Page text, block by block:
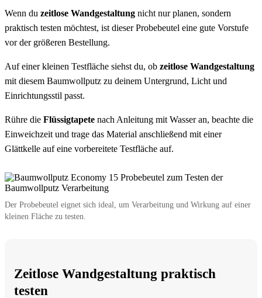
Wenn du zeitlose Wandgestaltung nicht nur planen, sondern
praktisch testen möchtest, ist dieser Probebeutel eine gute Vorstufe
vor der größeren Bestellung.
Auf einer kleinen Testfläche siehst du, ob zeitlose Wandgestaltung
mit diesem Baumwollputz zu deinem Untergrund, Licht und
Einrichtungsstil passt.
Rühre die Flüssigtapete nach Anleitung mit Wasser an, beachte die
Einweichzeit und trage das Material anschließend mit einer
Glättkelle auf eine vorbereitete Testfläche auf.
Der Probebeutel eignet sich ideal, um Verarbeitung und Wirkung auf einer
kleinen Fläche zu testen.
Zeitlose Wandgestaltung praktisch
testen